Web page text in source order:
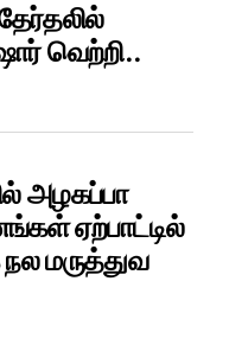
வெற்றி..
அழகப்பா
ஏற்பாட்டில்
மருத்துவ